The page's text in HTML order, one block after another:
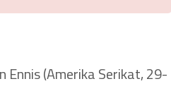
Ennis (Amerika Serikat, 29-